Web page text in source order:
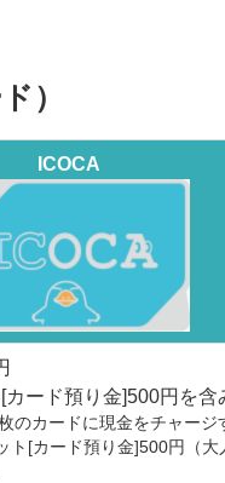
）
ICOCA
カード預り金]500円を含
のカードに現金をチャー
ト[カード預り金]500円（